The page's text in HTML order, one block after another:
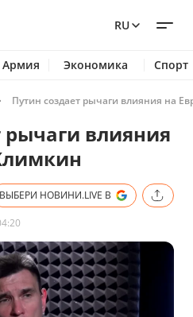
RU
Армия Экономика Спорт
Путин создает рычаги влияния на
рычаги влияния
ВЫБЕРИ НОВИНИ.LIVE В